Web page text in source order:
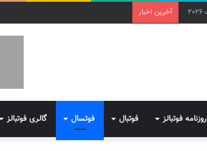
آخرین اخبار
روزنامه فوتبالز فوتبال فوتسال گالری فوتبالز